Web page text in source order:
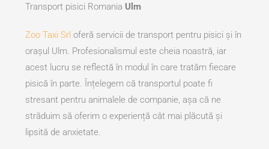
Transport pisici Romania Ulm
Zoo Taxi Srl oferă servicii de transport pentru pisici și în
orașul Ulm. Profesionalismul este cheia noastră, iar
acest lucru se reflectă în modul în care tratăm fiecare
pisică în parte. Înțelegem că transportul poate fi
stresant pentru animalele de companie, așa că ne
străduim să oferim o experiență cât mai plăcută și
lipsită de anxietate.